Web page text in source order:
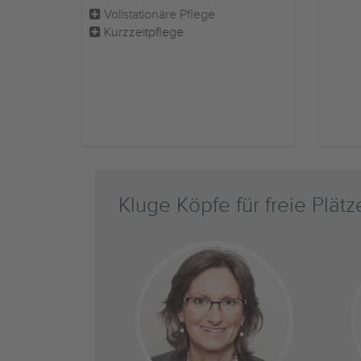
Vollstationäre Pflege
Kurzzeitpflege
Kluge Köpfe für freie